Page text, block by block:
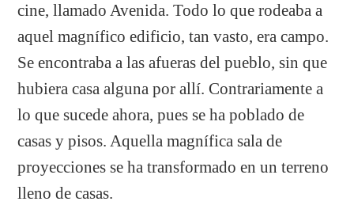
cine, llamado Avenida. Todo lo que rodeaba a
aquel magnífico edificio, tan vasto, era campo.
Se encontraba a las afueras del pueblo, sin que
hubiera casa alguna por allí. Contrariamente a
lo que sucede ahora, pues se ha poblado de
casas y pisos. Aquella magnífica sala de
proyecciones se ha transformado en un terreno
lleno de casas.